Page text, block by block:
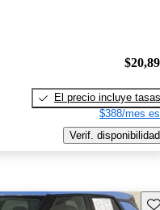
El precio incluye tasas
$388/mes
Verif. disponibilidad